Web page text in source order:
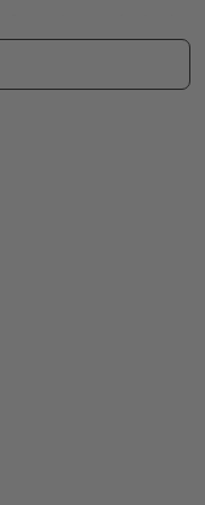
eller
för bestruket papper